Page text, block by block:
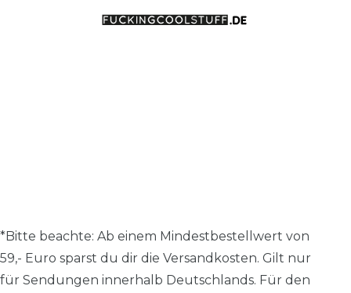
*Bitte beachte: Ab einem Mindestbestellwert von
59,- Euro sparst du dir die Versandkosten. Gilt nur
für Sendungen innerhalb Deutschlands. Für den